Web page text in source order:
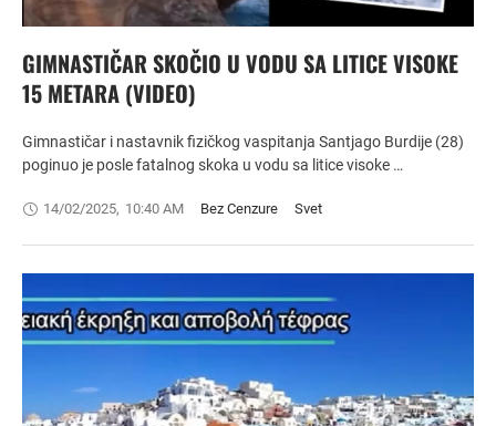
GIMNASTIČAR SKOČIO U VODU SA LITICE VISOKE
15 METARA (VIDEO)
Gimnastičar i nastavnik fizičkog vaspitanja Santjago Burdije (28)
poginuo je posle fatalnog skoka u vodu sa litice visoke …
14/02/2025, 10:40 AM Bez Cenzure Svet